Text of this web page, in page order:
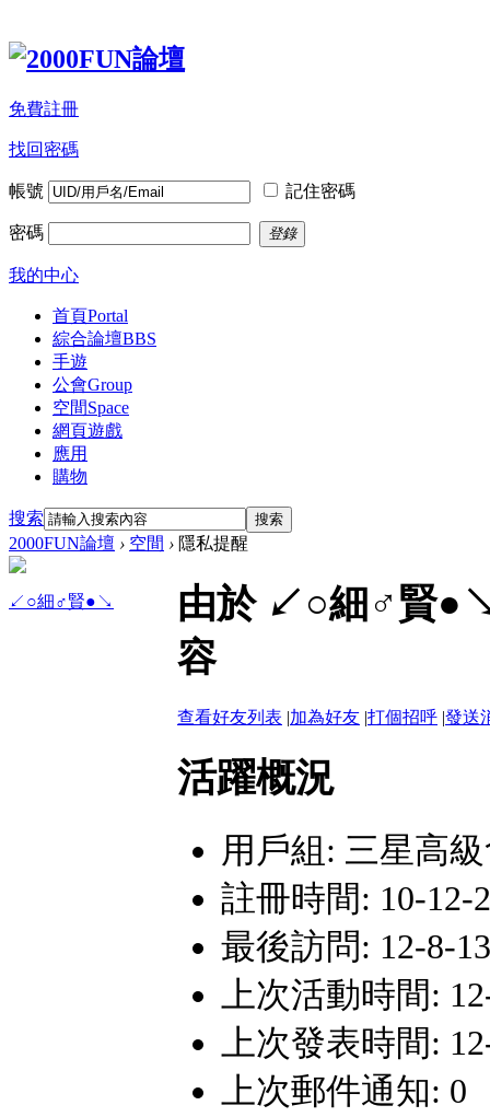
免費註冊
找回密碼
帳號 記住密碼
密碼 登錄
我的中心
首頁Portal
綜合論壇BBS
手遊
公會Group
空間Space
網頁遊戲
應用
購物
搜索 搜索
2000FUN論壇 › 空間 › 隱私提醒
↙○細♂賢●↘
由於 ↙○細♂賢●↘
容
查看好友列表 |加為好友 |打個招呼 |發送
活躍概況
用戶組: 三星高
註冊時間: 10-12-
最後訪問: 12-8-
上次活動時間:
上次發表時間:
上次郵件通知: 0